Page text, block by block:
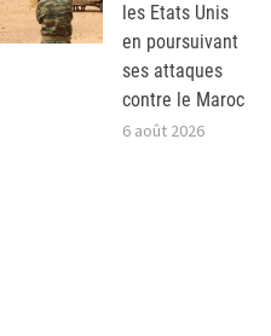
les Etats Unis
en poursuivant
ses attaques
contre le Maroc
6 août 2026